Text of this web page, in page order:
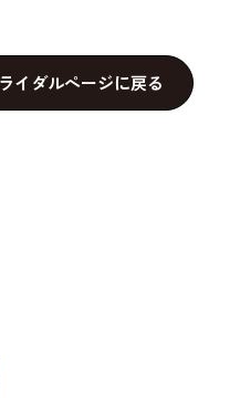
イダルページに戻る